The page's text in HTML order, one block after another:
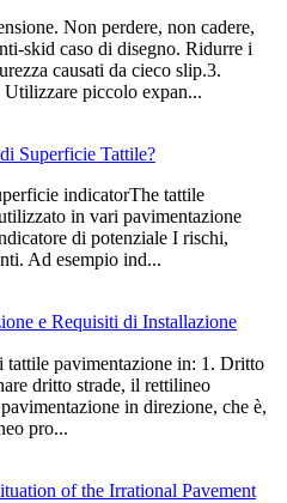
Non perdere, non cadere,
skid caso di disegno. Ridurre i
causati da cieco slip.3.
piccolo expan...
Superficie Tattile?
indicatorThe tattile
in vari pavimentazione
di potenziale I rischi,
Ad esempio ind...
e Requisiti di Installazione
tattile pavimentazione in: 1. Dritto
dritto strade, il rettilineo
in direzione, che è,
pro...
of the Irrational Pavement